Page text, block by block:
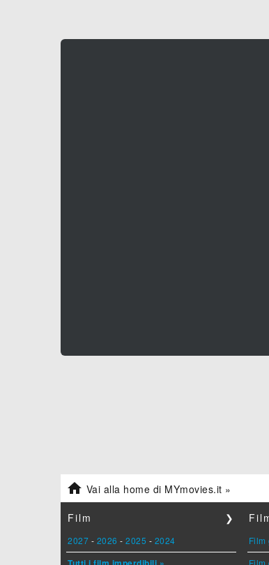
 Vai alla home di MYmovies.it »
Film ❯
2027 - 2026 - 2025 - 2024
Film